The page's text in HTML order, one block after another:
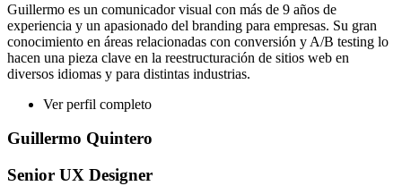
Guillermo es un comunicador visual con más de 9 años de
experiencia y un apasionado del branding para empresas. Su gran
conocimiento en áreas relacionadas con conversión y A/B testing lo
hacen una pieza clave en la reestructuración de sitios web en
diversos idiomas y para distintas industrias.
Ver perfil completo
Guillermo Quintero
Senior UX Designer